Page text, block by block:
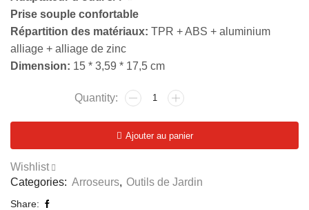
Prise souple confortable
Répartition des matériaux: TPR + ABS + aluminium
alliage + alliage de zinc
Dimension: 15 * 3,59 * 17,5 cm
quantité
de
métal
Ajouter au panier
Wishlist
Categories: Arroseurs, Outils de Jardin
Share: